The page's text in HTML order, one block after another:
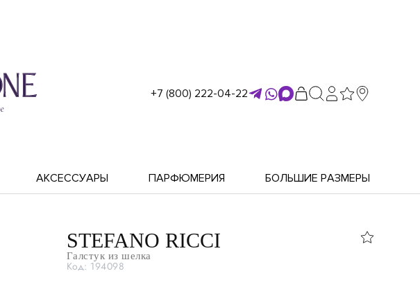
+7 (800) 222-04-22
АКСЕССУАРЫ ПАРФЮМЕРИЯ БОЛЬШИЕ РАЗМЕРЫ
STEFANO RICCI
Галстук из шелка
Код: 194098